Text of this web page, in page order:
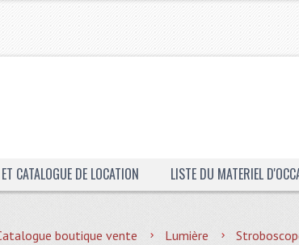
CATALOGUE DE LOCATION LISTE DU MATERIEL
boutique vente Lumière